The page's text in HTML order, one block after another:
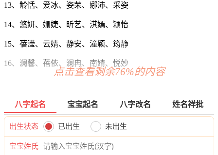
13、龄恬、爱冰、姿荣、娜沛、采姿
14、悠妍、姗婕、昕艺、淇嫣、颖怡
15、蓓滢、云婧、静安、潼颖、筠静
16、澜馨、蓓依、澜冉、南婧、悦妙
18、玥璇、甜然、婧影、晓妤、若秋
19、梓洁、莹梦、晓兮、雨云、听朵
20、妙旋、安南、若宛、瑶忆、璇寄
点击查看剩余76%的内容
八字起名 宝宝起名 八字改名 姓名祥批
出生状态 已出生 未出生
宝宝姓氏